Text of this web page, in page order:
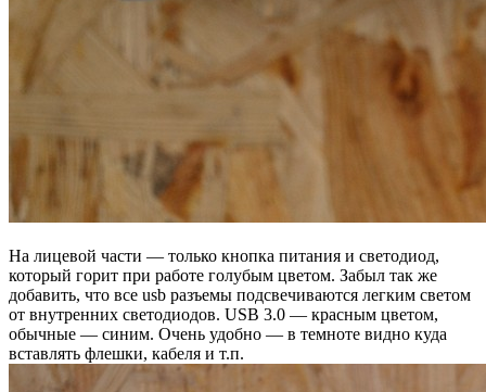
На лицевой части — только кнопка питания и светодиод,
который горит при работе голубым цветом. Забыл так же
добавить, что все usb разъемы подсвечиваются легким светом
от внутренних светодиодов. USB 3.0 — красным цветом,
обычные — синим. Очень удобно — в темноте видно куда
вставлять флешки, кабеля и т.п.